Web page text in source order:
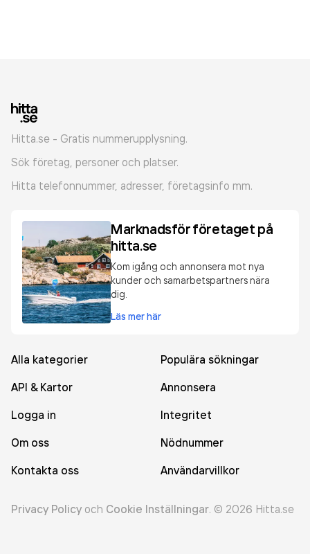
Hitta.se - Gratis nummerupplysning.
Sök företag, personer och platser.
Hitta telefonnummer, adresser, företagsinfo mm.
Marknadsför företaget på
hitta.se
Kom igång och annonsera mot nya
kunder och samarbetspartners nära
dig.
Läs mer här
Alla kategorier
Populära sökningar
API & Kartor
Annonsera
Logga in
Integritet
Om oss
Nödnummer
Kontakta oss
Användarvillkor
Privacy Policy och Cookie Inställningar. © 2026 Hitta.se